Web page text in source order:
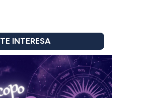
TE INTERESA